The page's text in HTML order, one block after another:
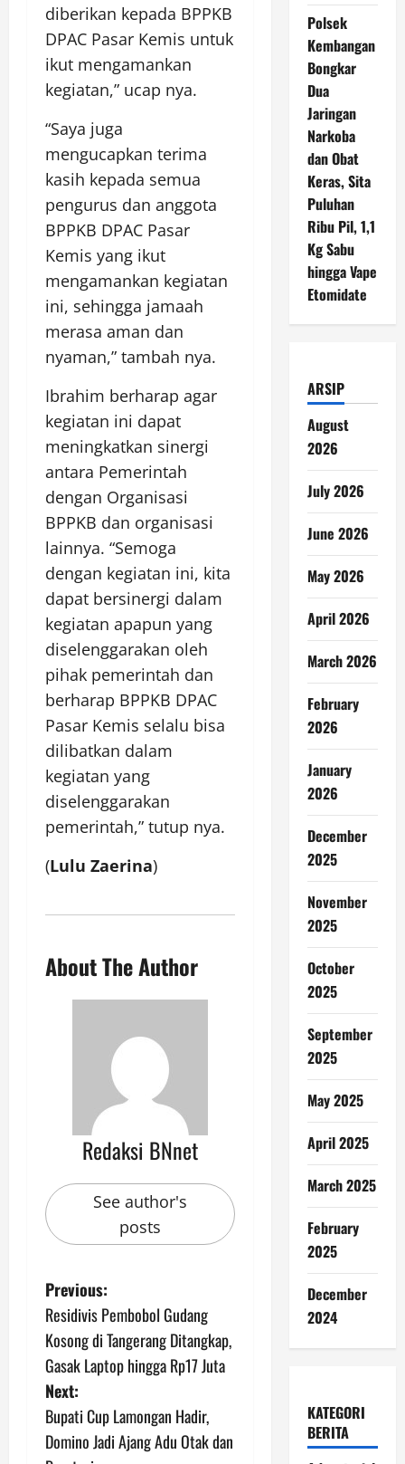
diberikan kepada BPPKB
DPAC Pasar Kemis untuk
ikut mengamankan
kegiatan,” ucap nya.
“Saya juga
mengucapkan terima
kasih kepada semua
pengurus dan anggota
BPPKB DPAC Pasar
Kemis yang ikut
mengamankan kegiatan
ini, sehingga jamaah
merasa aman dan
nyaman,” tambah nya.
Ibrahim berharap agar
kegiatan ini dapat
meningkatkan sinergi
antara Pemerintah
dengan Organisasi
BPPKB dan organisasi
lainnya. “Semoga
dengan kegiatan ini, kita
dapat bersinergi dalam
kegiatan apapun yang
diselenggarakan oleh
pihak pemerintah dan
berharap BPPKB DPAC
Pasar Kemis selalu bisa
dilibatkan dalam
kegiatan yang
diselenggarakan
pemerintah,” tutup nya.
(Lulu Zaerina)
About The Author
Redaksi BNnet
See author's
posts
P
o
s
t
n
Previous:
Residivis Pembobol Gudang
Kosong di Tangerang Ditangkap,
Gasak Laptop hingga Rp17 Juta
Next:
Bupati Cup Lamongan Hadir,
Domino Jadi Ajang Adu Otak dan
Polsek
Kembangan
Bongkar
Dua
Jaringan
Narkoba
dan Obat
Keras, Sita
Puluhan
Ribu Pil, 1,1
Kg Sabu
hingga Vape
Etomidate
ARSIP
August
2026
July 2026
June 2026
May 2026
April 2026
March 2026
February
2026
January
2026
December
2025
November
2025
October
2025
September
2025
May 2025
April 2025
March 2025
February
2025
December
2024
KATEGORI
BERITA